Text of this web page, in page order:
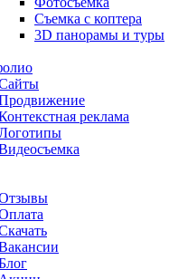
Съемка с коптера
3D панорамы и туры
реклама